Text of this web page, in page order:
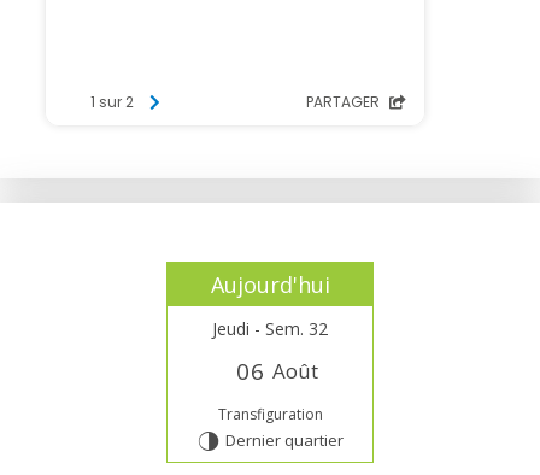
Aujourd'hui
Jeudi - Sem. 32
06 Août
Transfiguration
T Dernier quartier